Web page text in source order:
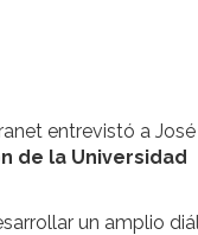
entrevistó a
de la Universidad
un amplio